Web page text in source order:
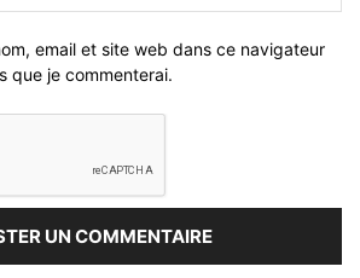
email et site web dans ce navigateur
que je commenterai.